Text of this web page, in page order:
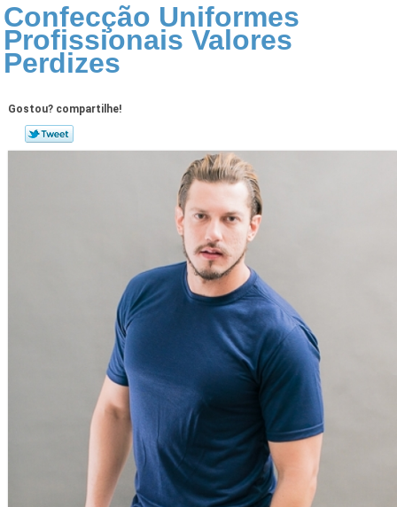
Confecção Uniformes
Profissionais Valores
Perdizes
Gostou? compartilhe!